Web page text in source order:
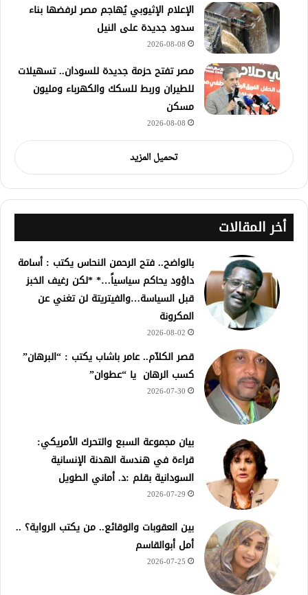
الإعلام الإثيوبي يُهاجم مصر لرفضها بناء
سدود جديدة على النيل
2026-08-08
مصر تفتح حزمة جديدة للسودان.. تسهيلات
للطيران وربط للسكك والكهرباء ومليون
مسكن
2026-08-08
تحميل المزيد
أخر المقالات
بالواضح.. فتح الرحمن النحاس يكتب : أسامة
داؤود يحاكم سياسياً…* *لكن رغيف الخبز
قبل السياسة…والفيتريتة لن تغني عن
المكرونة
2026-08-02
قصر الكلآم.. عامر باشاب يكتب : “البرهان”
كسب الرهان يا “عطوان”
2026-07-30
بيان مجموعة السبع والتحرك الأمريكي:
قراءة في هندسة الهدنة الإنسانية
السودانية بقلم :د. أماني الطويل
2026-07-29
بين العقوبات والوقائع.. من يكتب الرواية؟ ..
أمل أبوالقاسم
2026-07-25